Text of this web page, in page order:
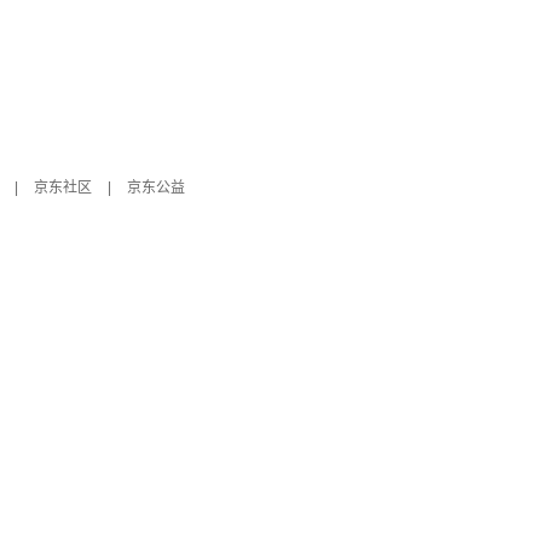
京东社区
京东公益